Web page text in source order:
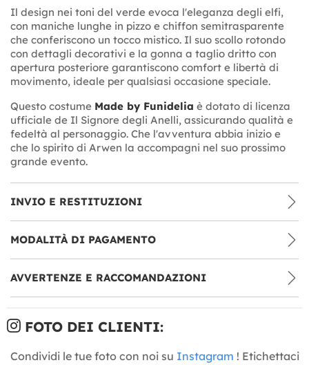
Il design nei toni del verde evoca l'eleganza degli elfi,
con maniche lunghe in pizzo e chiffon semitrasparente
che conferiscono un tocco mistico. Il suo scollo rotondo
con dettagli decorativi e la gonna a taglio dritto con
apertura posteriore garantiscono comfort e libertà di
movimento, ideale per qualsiasi occasione speciale.
Questo costume Made by Funidelia è dotato di licenza
ufficiale de Il Signore degli Anelli, assicurando qualità e
fedeltà al personaggio. Che l'avventura abbia inizio e
che lo spirito di Arwen la accompagni nel suo prossimo
grande evento.
INVIO E RESTITUZIONI
MODALITÀ DI PAGAMENTO
AVVERTENZE E RACCOMANDAZIONI
FOTO DEI CLIENTI:
Condividi le tue foto con noi su Instagram ! Etichettaci